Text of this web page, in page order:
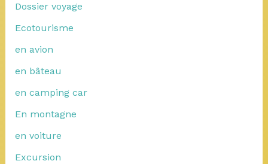
Dossier voyage
Ecotourisme
en avion
en bâteau
en camping car
En montagne
en voiture
Excursion